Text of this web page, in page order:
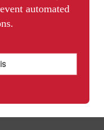
automated